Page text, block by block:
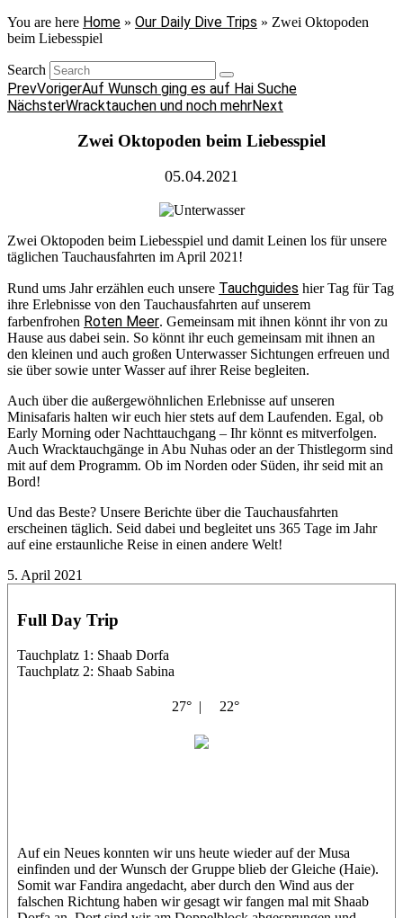
You are here Home » Our Daily Dive Trips » Zwei Oktopoden
beim Liebesspiel
Search
PrevVorigerAuf Wunsch ging es auf Hai Suche
NächsterWracktauchen und noch mehrNext
Zwei Oktopoden beim Liebesspiel
05.04.2021
Zwei Oktopoden beim Liebesspiel und damit Leinen los für unsere
täglichen Tauchausfahrten im April 2021!
Rund ums Jahr erzählen euch unsere Tauchguides hier Tag für Tag
ihre Erlebnisse von den Tauchausfahrten auf unserem
farbenfrohen Roten Meer. Gemeinsam mit ihnen könnt ihr von zu
Hause aus dabei sein. So könnt ihr euch gemeinsam mit ihnen an
den kleinen und auch großen Unterwasser Sichtungen erfreuen und
sie über sowie unter Wasser auf ihrer Reise begleiten.
Auch über die außergewöhnlichen Erlebnisse auf unseren
Minisafaris halten wir euch hier stets auf dem Laufenden. Egal, ob
Early Morning oder Nachttauchgang – Ihr könnt es mitverfolgen.
Auch Wracktauchgänge in Abu Nuhas oder an der Thistlegorm sind
mit auf dem Programm. Ob im Norden oder Süden, ihr seid mit an
Bord!
Und das Beste? Unsere Berichte über die Tauchausfahrten
erscheinen täglich. Seid dabei und begleitet uns 365 Tage im Jahr
auf eine erstaunliche Reise in einen andere Welt!
5. April 2021
Full Day Trip
Tauchplatz 1: Shaab Dorfa
Tauchplatz 2: Shaab Sabina
27° | 22°
Auf ein Neues konnten wir uns heute wieder auf der Musa
einfinden und der Wunsch der Gruppe blieb der Gleiche (Haie).
Somit war Fandira angedacht, aber durch den Wind aus der
falschen Richtung haben wir gesagt wir fangen mal mit Shaab